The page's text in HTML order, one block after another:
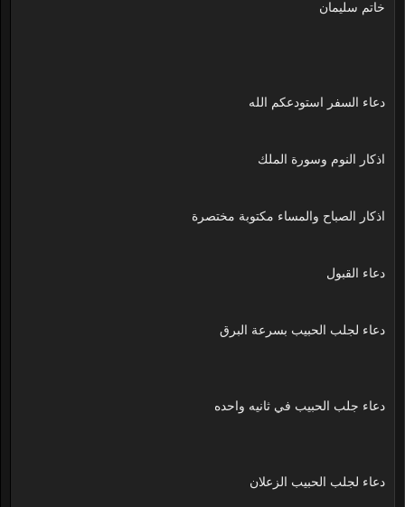
خاتم سليمان
دعاء السفر استودعكم الله
اذكار النوم وسورة الملك
اذكار الصباح والمساء مكتوبة مختصرة
دعاء القبول
دعاء لجلب الحبيب بسرعة البرق
دعاء جلب الحبيب في ثانيه واحده
دعاء لجلب الحبيب الزعلان